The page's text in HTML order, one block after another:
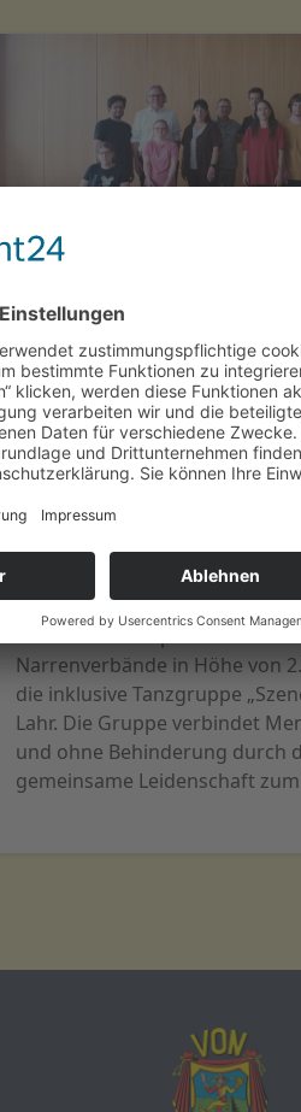
Verband
Narrenzünfte e.V.
Spende der ARGE-
inklusive Tanzgruppe
Veröffentlicht am
15.07.2026
Aktualisiert am
Regierungspräsident Carsten
überreicht die Spende der
Narrenverbände in Höhe von
die inklusive Tanzgruppe
Lahr. Die Gruppe verbindet
und ohne Behinderung durch
gemeinsame Leidenschaft zum